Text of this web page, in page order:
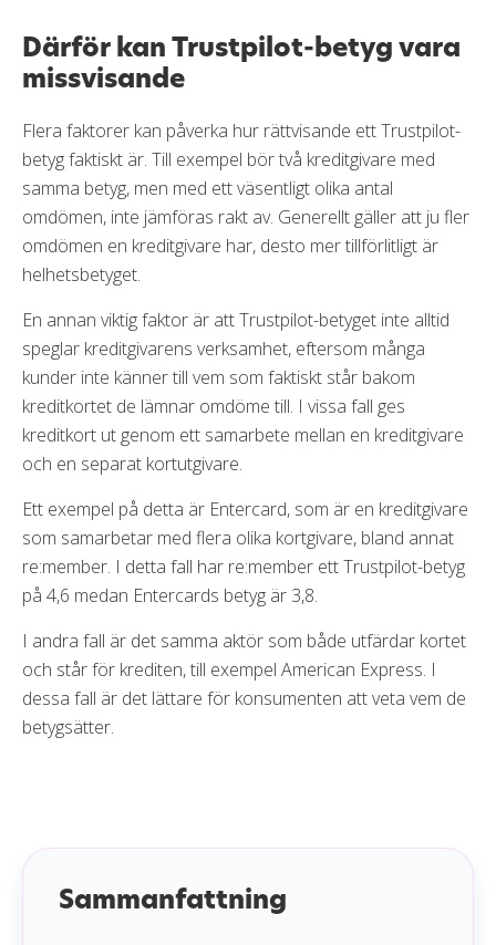
Därför kan Trustpilot-betyg vara
missvisande
Flera faktorer kan påverka hur rättvisande ett Trustpilot-
betyg faktiskt är. Till exempel bör två kreditgivare med
samma betyg, men med ett väsentligt olika antal
omdömen, inte jämföras rakt av. Generellt gäller att ju fler
omdömen en kreditgivare har, desto mer tillförlitligt är
helhetsbetyget.
En annan viktig faktor är att Trustpilot-betyget inte alltid
speglar kreditgivarens verksamhet, eftersom många
kunder inte känner till vem som faktiskt står bakom
kreditkortet de lämnar omdöme till. I vissa fall ges
kreditkort ut genom ett samarbete mellan en kreditgivare
och en separat kortutgivare.
Ett exempel på detta är Entercard, som är en kreditgivare
som samarbetar med flera olika kortgivare, bland annat
re:member. I detta fall har re:member ett Trustpilot-betyg
på 4,6 medan Entercards betyg är 3,8.
I andra fall är det samma aktör som både utfärdar kortet
och står för krediten, till exempel American Express. I
dessa fall är det lättare för konsumenten att veta vem de
betygsätter.
Sammanfattning